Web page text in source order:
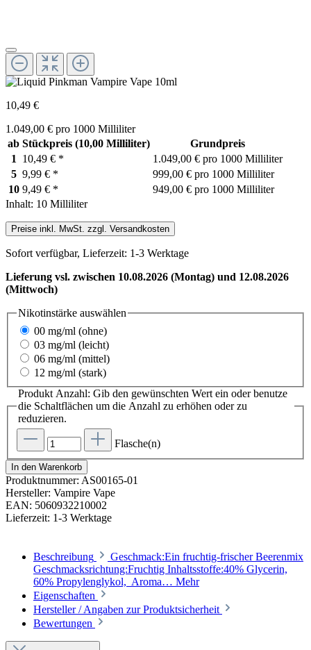
10,49 €
1.049,00 € pro 1000 Milliliter
ab Stückpreis (10,00 Milliliter)
Grundpreis
1
10,49 € *
1.049,00 € pro 1000 Milliliter
5 9,99 € *
999,00 € pro 1000 Milliliter
10 9,49 € *
949,00 € pro 1000 Milliliter
Inhalt: 10 Milliliter
Preise inkl. MwSt. zzgl. Versandkosten
Sofort verfügbar, Lieferzeit: 1-3 Werktage
Lieferung vsl. zwischen 10.08.2026 (Montag) und 12.08.2026
(Mittwoch)
Nikotinstärke auswählen
00 mg/ml (ohne)
03 mg/ml (leicht)
06 mg/ml (mittel)
12 mg/ml (stark)
Produkt Anzahl: Gib den gewünschten Wert ein oder benutze
die Schaltflächen um die Anzahl zu erhöhen oder zu
reduzieren.
Flasche(n)
In den Warenkorb
Produktnummer: AS00165-01
Hersteller: Vampire Vape
EAN: 5060932210002
Lieferzeit: 1-3 Werktage
Beschreibung
Geschmack:Ein fruchtig-frischer Beerenmix
Geschmacksrichtung:Fruchtig Inhaltsstoffe:40% Glycerin,
60% Propylenglykol, Aroma… Mehr
Eigenschaften
Hersteller / Angaben zur Produktsicherheit
Bewertungen